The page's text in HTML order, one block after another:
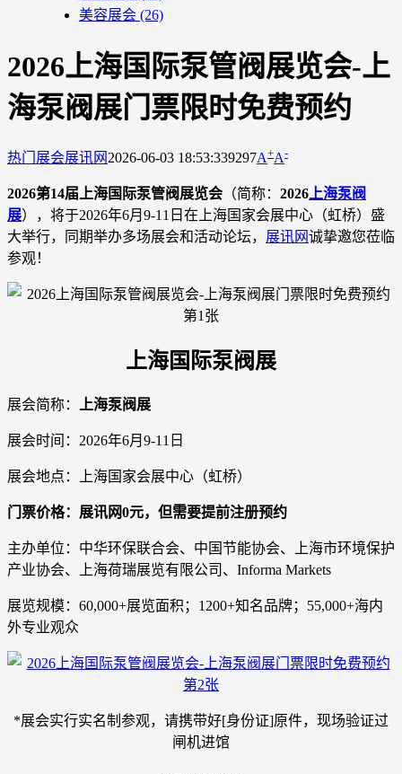
美容展会 (26)
2026上海国际泵管阀展览会-上
海泵阀展门票限时免费预约
热门展会展讯网 2026-06-03 18:53:339297A+A-
2026第14届上海国际泵管阀展览会 （简称： 2026 上海泵阀
展），将于2026年6月9-11日在上海国家会展中心（虹桥）盛
大举行，同期举办多场展会和活动论坛， 展讯网诚挚邀您莅临
参观！
上海国际泵阀展
展会简称： 上海泵阀展
展会时间：2026年6月9-11日
展会地点：上海国家会展中心（虹桥）
门票价格：展讯网0元，但需要提前注册预约
主办单位：中华环保联合会、中国节能协会、上海市环境保护
产业协会、上海荷瑞展览有限公司、Informa Markets
展览规模：60,000+展览面积；1200+知名品牌；55,000+海内
外专业观众
*展会实行实名制参观，请携带好[身份证]原件，现场验证过
闸机进馆